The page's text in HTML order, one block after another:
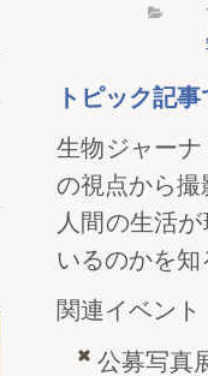
トピック記
生物ジャー
の視点から
人間の生活
いるのかを
関連イベント
公募写真